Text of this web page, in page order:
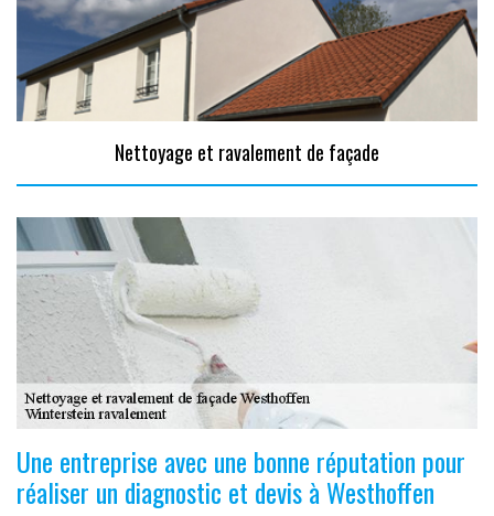
Nettoyage et ravalement de façade
Une entreprise avec une bonne réputation pour
réaliser un diagnostic et devis à Westhoffen